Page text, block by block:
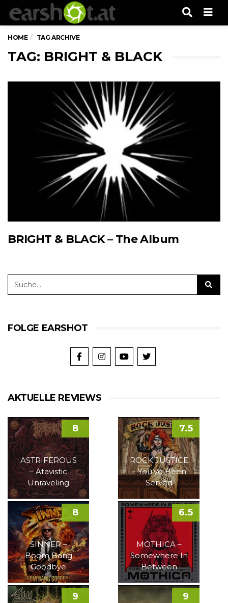
HOME TAG ARCHIVE
TAG: BRIGHT & BLACK
BRIGHT & BLACK – The Album
FOLGE EARSHOT
AKTUELLE REVIEWS
ASTRIFEROUS
– Atavistic
Unraveling
8
ROCK JUSTICE
– You’ve Been
Served
7.5
SINNER –
Boom Bang
Goodbye
8
MOTHICA –
Somewhere In
Between
6.5
9 9